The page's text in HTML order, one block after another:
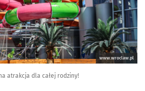
www.wroclaw.pl
atrakcja dla całej rodziny!